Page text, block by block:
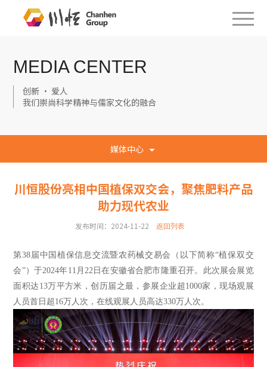
MEDIA CENTER
创新 · 爱人
我们崇尚科学精神与儒家文化的融合
媒体中心
川恒股份亮相中国植保双交会，聚焦肥料产品
助力现代农业
发布时间：2024-11-22 返回列表
第38届中国植保信息交流暨农药械交易会（以下简称“植保双交
会”）于2024年11月22日在安徽省合肥市隆重召开。此次展会展览
面积达13万平方米，创历届之最，参展企业超1000家，现场观展
人员首日超16万人次，在线观展人员高达330万人次。